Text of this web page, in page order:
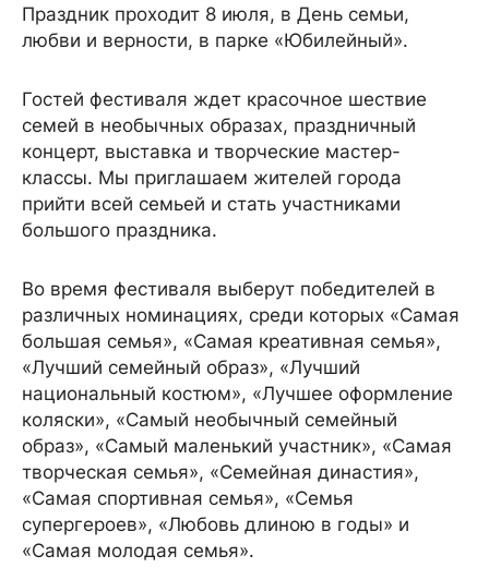
Праздник проходит 8 июля, в День семьи,
любви и верности, в парке «Юбилейный».
Гостей фестиваля ждет красочное шествие
семей в необычных образах, праздничный
концерт, выставка и творческие мастер-
классы. Мы приглашаем жителей города
прийти всей семьей и стать участниками
большого праздника.
Во время фестиваля выберут победителей в
различных номинациях, среди которых «Самая
большая семья», «Самая креативная семья»,
«Лучший семейный образ», «Лучший
национальный костюм», «Лучшее оформление
коляски», «Самый необычный семейный
образ», «Самый маленький участник», «Самая
творческая семья», «Семейная династия»,
«Самая спортивная семья», «Семья
супергероев», «Любовь длиною в годы» и
«Самая молодая семья».